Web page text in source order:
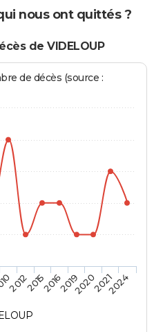
nous ont quittés ?
de VIDELOUP
de décès (source :
2012201520162019202020212024